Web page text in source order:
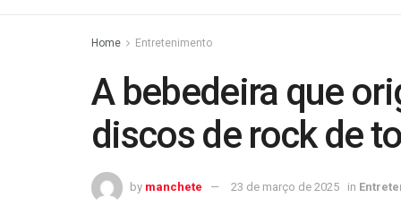
Home Entretenimento
A bebedeira que
discos de rock de
by manchete 23 de março de 2025 in